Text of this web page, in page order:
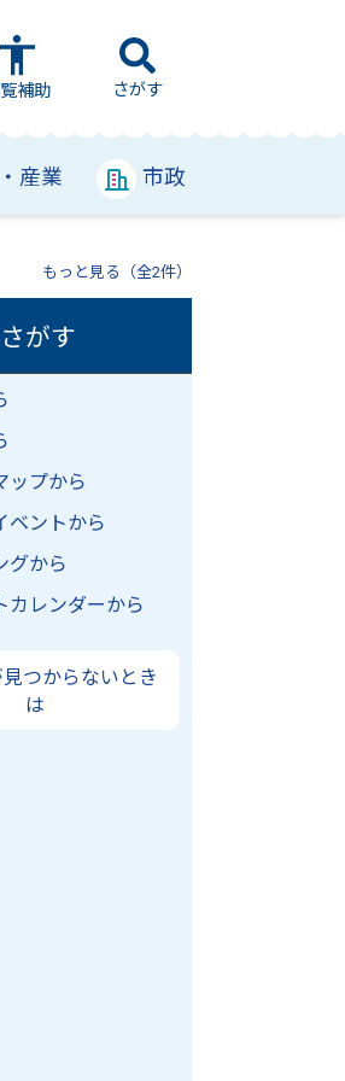
補助 さがす
産業 市政
もっと見る（全2件）
がす
ップから
ベントから
グから
カレンダーから
つからないとき
は